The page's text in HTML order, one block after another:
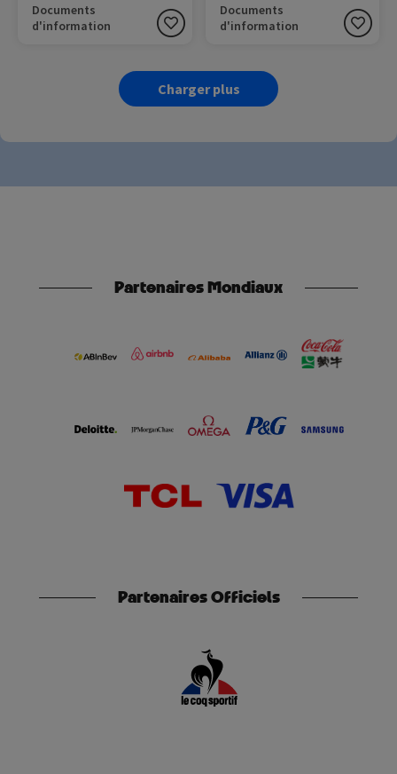
Documents
d'information
Documents
d'information
Charger plus
Partenaires Mondiaux
Partenaires Officiels